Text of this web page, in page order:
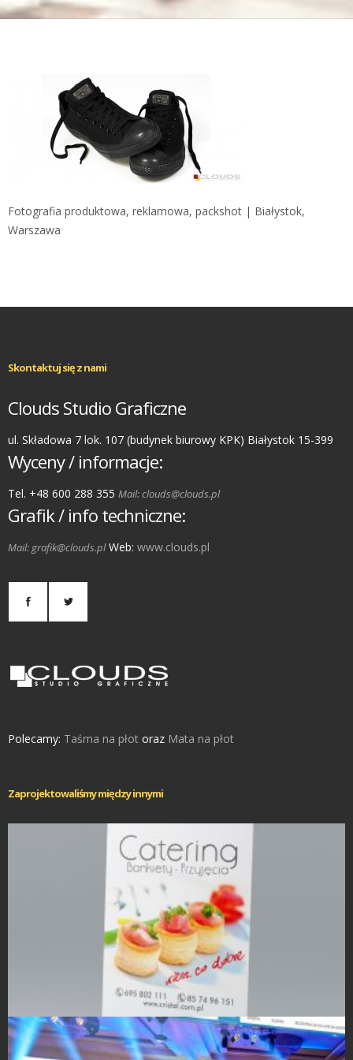
Fotografia produktowa, reklamowa, packshot | Białystok,
Warszawa
Skontaktuj się z nami
Clouds Studio Graficzne
ul. Składowa 7 lok. 107 (budynek biurowy KPK) Białystok 15-399
Wyceny / informacje:
Tel. +48 600 288 355 Mail: clouds@clouds.pl
Grafik / info techniczne:
Mail: grafik@clouds.plWeb: www.clouds.pl
Polecamy: Taśma na płot oraz Mata na płot
Zaprojektowaliśmy między innymi
Rollup